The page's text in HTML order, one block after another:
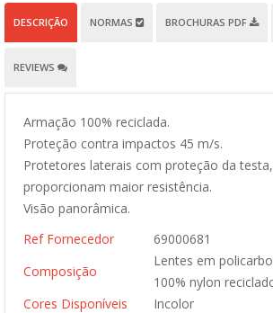
DESCRIÇÃO NORMAS BROCHURAS PDF
REVIEWS
Armação 100% reciclada.
Proteção contra impactos 45 m/s.
Protetores laterais com proteção da
proporcionam maior resistência.
Visão panorâmica.
Ref Fornecedor
69000681
Composição
Lentes em
100% nylon
Cores Disponíveis
Incolor